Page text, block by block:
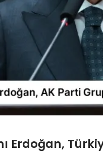
Erdoğan,